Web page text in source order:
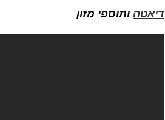
דיאטה ותוספי מזון